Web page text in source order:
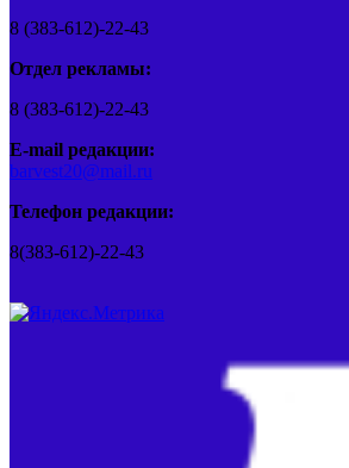
8 (383-612)-22-43
Отдел рекламы:
8 (383-612)-22-43
E-mail редакции:
barvest20@mail.ru
Телефон редакции:
8(383-612)-22-43